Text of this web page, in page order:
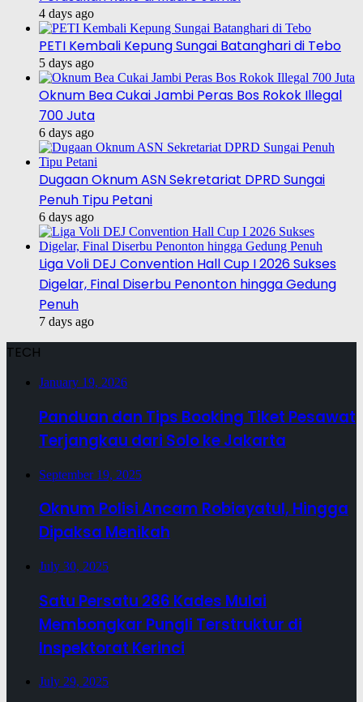
4 days ago
PETI Kembali Kepung Sungai Batanghari di Tebo
5 days ago
Oknum Bea Cukai Jambi Peras Bos Rokok Illegal
700 Juta
6 days ago
Dugaan Oknum ASN Sekretariat DPRD Sungai
Penuh Tipu Petani
6 days ago
Liga Voli DEJ Convention Hall Cup I 2026 Sukses
Digelar, Final Diserbu Penonton hingga Gedung
Penuh
7 days ago
TECH
January 19, 2026
Panduan dan Tips Booking Tiket Pesawat
Terjangkau dari Solo ke Jakarta
September 19, 2025
Oknum Polisi Ancam Robiayatul, Hingga
Dipaksa Menikah
July 30, 2025
Satu Persatu 286 Kades Mulai
Membongkar Pungli Terstruktur di
Inspektorat Kerinci
July 29, 2025